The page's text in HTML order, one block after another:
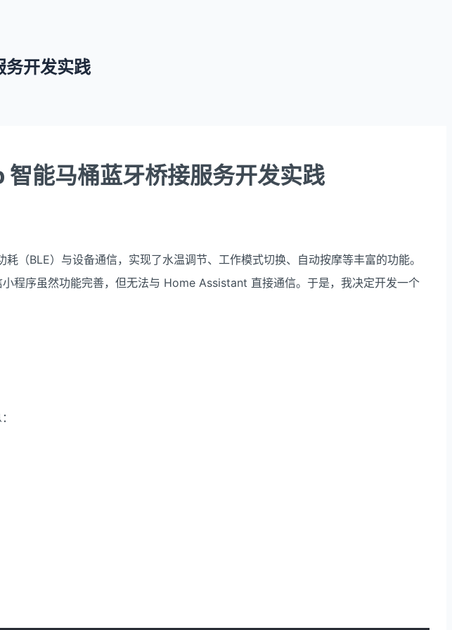
务开发实践
能马桶蓝牙桥接服务开发实践
（BLE）与设备通信，实现了水温调节、工作模式切换、自动按摩等丰富的功能。
程序虽然功能完善，但无法与 Home Assistant 直接通信。于是，我决定开发一个